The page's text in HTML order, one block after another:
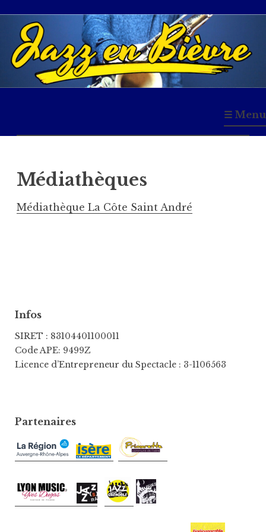
Accéder
contenu
principal
☰ Menu
Médiathèques
Médiathèque La Côte Saint André
Infos
SIRET : 83104401100011
Code APE: 9499Z
Licence d’Entrepreneur du Spectacle : 3-1106563
Partenaires